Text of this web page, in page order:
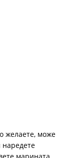
желаете, може
наредете
марината